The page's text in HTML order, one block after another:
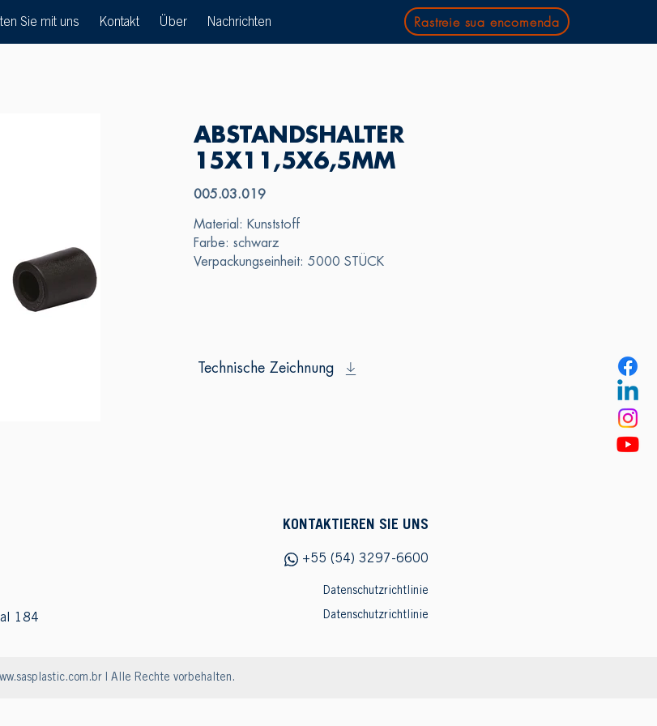
Sie mit uns Kontakt Über Nachrichten Rastreie sua encomenda
ABSTANDSHALTER
15X11,5X6,5MM
005.03.019
Material: Kunststoff
Farbe: schwarz
Verpackungseinheit: 5000 STÜCK
Technische Zeichnung
184
KONTAKTIEREN SIE UNS
+55 (54) 3297-6600
Datenschutzrichtlinie
Datenschutzrichtlinie
| Alle Rechte vorbehalten.